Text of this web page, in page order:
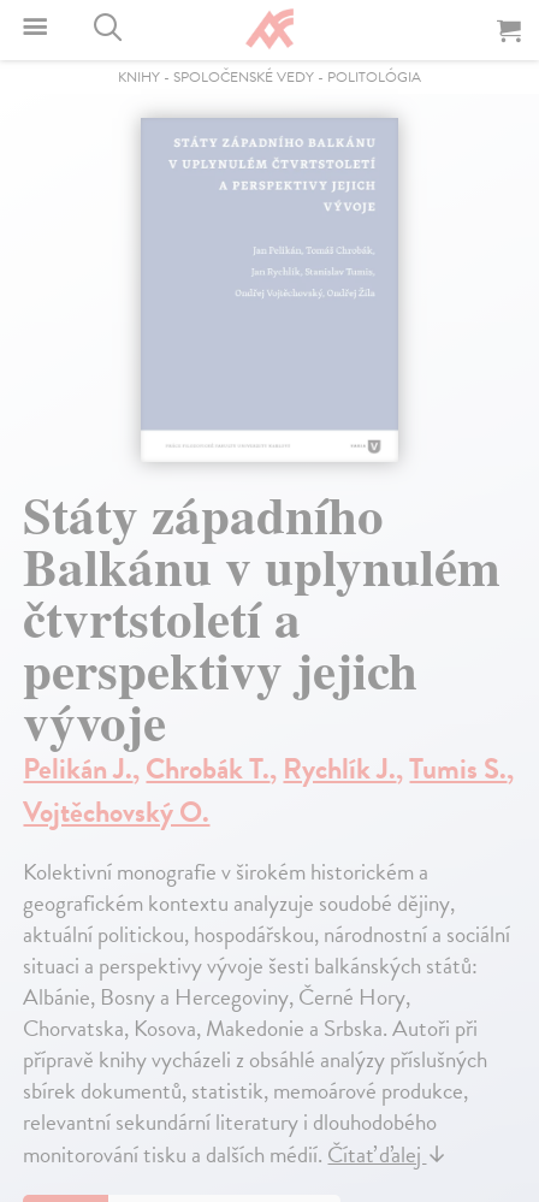
KNIHY - SPOLOČENSKÉ VEDY - POLITOLÓGIA
Státy západního
Balkánu v uplynulém
čtvrtstoletí a
perspektivy jejich
vývoje
Pelikán J.,Chrobák T.,Rychlík J.,Tumis S.,
Vojtěchovský O.
Kolektivní monografie v širokém historickém a
geografickém kontextu analyzuje soudobé dějiny,
aktuální politickou, hospodářskou, národnostní a sociální
situaci a perspektivy vývoje šesti balkánských států:
Albánie, Bosny a Hercegoviny, Černé Hory,
Chorvatska, Kosova, Makedonie a Srbska. Autoři při
přípravě knihy vycházeli z obsáhlé analýzy příslušných
sbírek dokumentů, statistik, memoárové produkce,
relevantní sekundární literatury i dlouhodobého
monitorování tisku a dalších médií.Čítať ďalej↓